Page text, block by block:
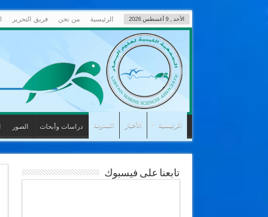
الأحد , 9 أغسطس 2026 الرئيسية من نحن فريق التحرير
الرئيسية الأخبار المدونة دراسات وأبحاث الصور
تابعنا على فيسبوك